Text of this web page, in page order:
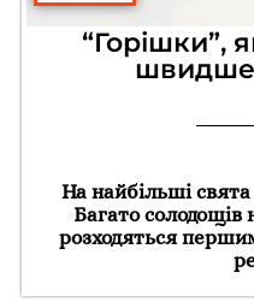
“Горішки”,
швидше
На найбільші
Багато солодощів
розходяться